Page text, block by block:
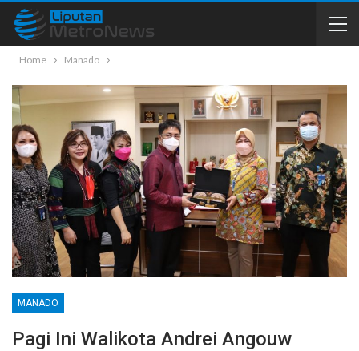
Home Manado
MANADO
Pagi Ini Walikota Andrei Angouw